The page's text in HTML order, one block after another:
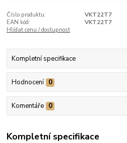
Číslo produktu:
VKT22T7
EAN kód:
VKT22T7
Hlídat cenu / dostupnost
Kompletní specifikace
Hodnocení 0
Komentáře 0
Kompletní specifikace